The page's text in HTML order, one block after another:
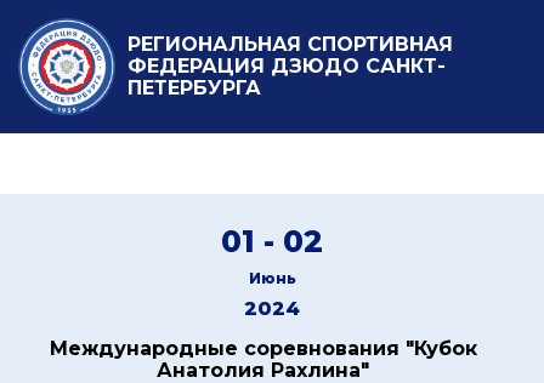
РЕГИОНАЛЬНАЯ СПОРТИВНАЯ
ФЕДЕРАЦИЯ ДЗЮДО САНКТ-
ПЕТЕРБУРГА
01 - 02
Июнь
2024
Международные соревнования "Кубок
Анатолия Рахлина"